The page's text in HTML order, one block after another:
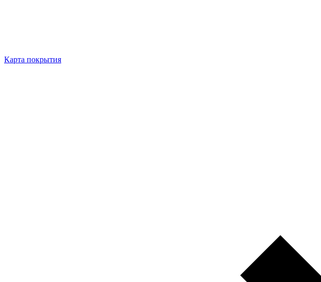
Карта покрытия